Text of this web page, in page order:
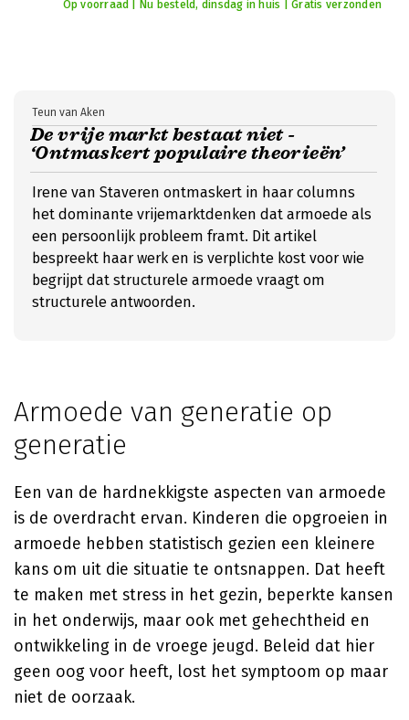
Op voorraad | Nu besteld, dinsdag in huis | Gratis verzonden
De vrije markt bestaat niet -
‘Ontmaskert populaire theorieën’
Teun van Aken
Irene van Staveren ontmaskert in haar columns
het dominante vrijemarktdenken dat armoede als
een persoonlijk probleem framt. Dit artikel
bespreekt haar werk en is verplichte kost voor wie
begrijpt dat structurele armoede vraagt om
structurele antwoorden.
Armoede van generatie op
generatie
Een van de hardnekkigste aspecten van armoede
is de overdracht ervan. Kinderen die opgroeien in
armoede hebben statistisch gezien een kleinere
kans om uit die situatie te ontsnappen. Dat heeft
te maken met stress in het gezin, beperkte kansen
in het onderwijs, maar ook met gehechtheid en
ontwikkeling in de vroege jeugd. Beleid dat hier
geen oog voor heeft, lost het symptoom op maar
niet de oorzaak.